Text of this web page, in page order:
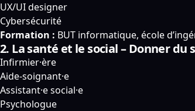
UX/UI designer
Cybersécurité
Formation : BUT informatique, école
2. La santé et le social – Donner du
Infirmier·ère
Aide-soignant·e
Assistant·e social·e
Psychologue